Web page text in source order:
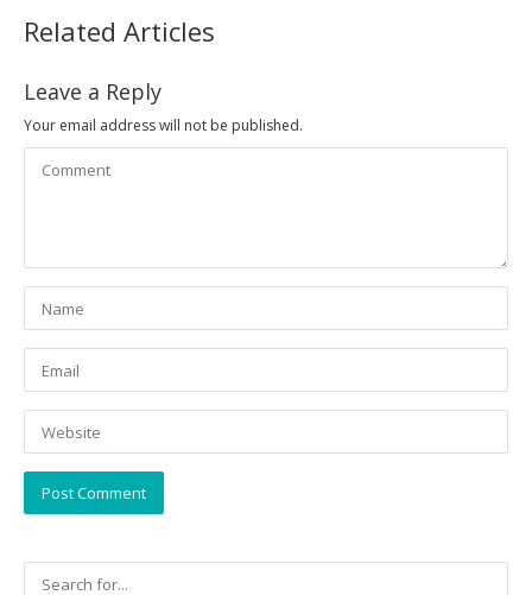
Related Articles
Leave a Reply
Your email address will not be published.